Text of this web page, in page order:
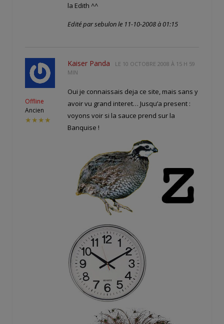
la Edith ^^
Edité par sebulon le 11-10-2008 à 01:15
Offline
Ancien
★★★★
Kaiser Panda LE 10 OCTOBRE 2008 À 15 H 59
MIN
Oui je connaissais deja ce site, mais sans y
avoir vu grand interet… Jusqu’a present :
voyons voir si la sauce prend sur la
Banquise !